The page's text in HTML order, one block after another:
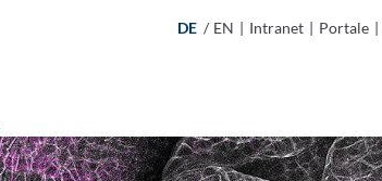
DE / EN | Intranet | Portale |